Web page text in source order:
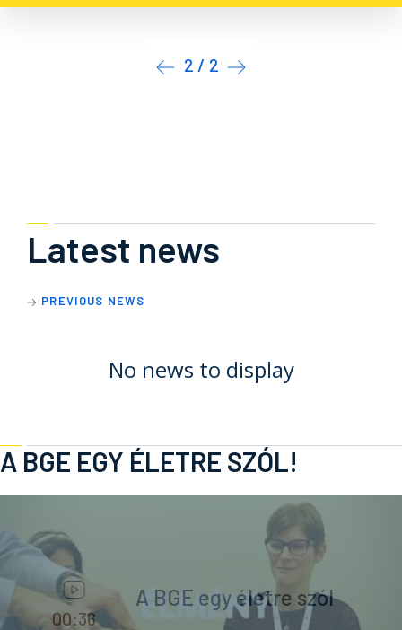
1 / 2
Latest news
PREVIOUS NEWS
No news to display
A BGE EGY ÉLETRE SZÓL!
00:36
A BGE egy életre szól